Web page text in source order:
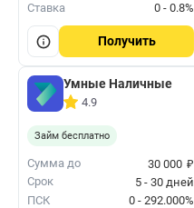
Ставка
0 - 0.8%
Получить
Умные Наличные
4.9
Займ бесплатно
Сумма до 30 000 ₽
Срок
5 - 30 дней
ПСК
0 - 292.000%